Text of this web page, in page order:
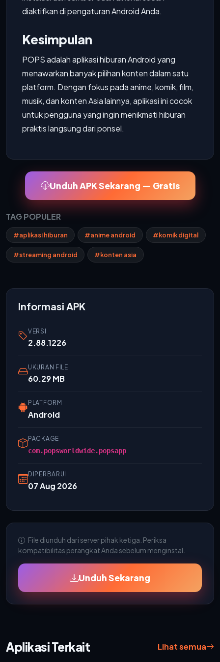
diaktifkan di pengaturan Android Anda.
Kesimpulan
POPS adalah aplikasi hiburan Android yang
menawarkan banyak pilihan konten dalam satu
platform. Dengan fokus pada anime, komik, film,
musik, dan konten Asia lainnya, aplikasi ini cocok
untuk pengguna yang ingin menikmati hiburan
praktis langsung dari ponsel.
Unduh APK Sekarang — Gratis
TAG POPULER
#aplikasi hiburan #anime android #komik digital
#streaming android #konten asia
Informasi APK
VERSI
2.88.1226
UKURAN FILE
60.29 MB
PLATFORM
Android
PACKAGE
com.popsworldwide.popsapp
DIPERBARUI
07 Aug 2026
File diunduh dari server pihak ketiga. Periksa
kompatibilitas perangkat Anda sebelum menginstal.
Unduh Sekarang
Aplikasi Terkait Lihat semua